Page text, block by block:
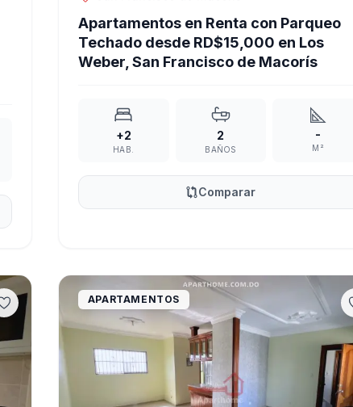
Apartamentos en Renta con Parqueo
Techado desde RD$15,000 en Los
Weber, San Francisco de Macorís
+2
HAB.
2
BAÑOS
-
M²
Comparar
APARTAMENTOS